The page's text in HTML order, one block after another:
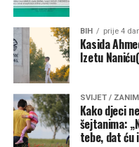
BIH prije 4
Kasida
Izetu
SVIJET /
Kako djeci
šejtanima:
tebe, dat ću